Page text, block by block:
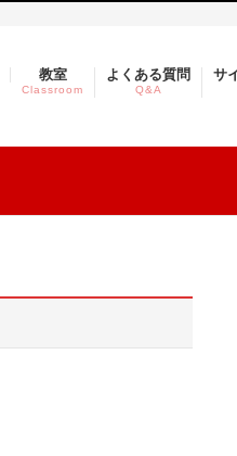
教室
Classroom
よくある質問
Q&A
サ